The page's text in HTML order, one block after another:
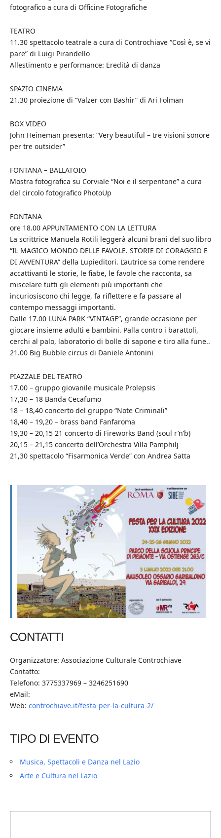
fotografico a cura di Officine Fotografiche
TEATRO
11.30 spettacolo teatrale a cura di Controchiave “Così è, se vi
pare” di Luigi Pirandello
Allestimento e performance: Eredità di danza
SPAZIO CINEMA
21.30 proiezione di “Valzer con Bashir” di Ari Folman
BOX VIDEO
John Heineman presenta: “Very beautiful – tre visioni sonore
per tre outsider”
FONTANA – BALLATOIO
Mostra fotografica su Corviale “Noi e il serpentone” a cura
del circolo fotografico PhotoUp
FONTANA
ore 18.00 APPUNTAMENTO CON LA LETTURA
La scrittrice Manuela Rotili leggerà alcuni brani del suo libro
“IL MAGICO MONDO DELLE FAVOLE. STORIE DI CORAGGIO E
DI AVVENTURA” della Lupieditori. L’autrice sa come rendere
accattivanti le storie, le fiabe, le favole che racconta, sa
miscelare tutti gli elementi più importanti che
incuriosiscono chi legge, fa riflettere e fa passare al
contempo messaggi importanti.
Dalle 17.00 LUNA PARK “VINTAGE”, grande occasione per
giocare insieme adulti e bambini. Palla contro i barattoli,
cerchi al palo, laboratorio di bolle di sapone e tiro alla fune..
21.00 Big Bubble circus di Daniele Antonini
PIAZZALE DEL TEATRO
17.00 – gruppo giovanile musicale Prolepsis
17,30 – 18 Banda Cecafumo
18 – 18,40 concerto del gruppo “Note Criminali”
18,40 – 19,20 – brass band Fanfaroma
19,30 – 20,15 21 concerto di Fireworks Band (soul r’n’b)
20,15 – 21,15 concerto dell’Orchestra Villa Pamphilj
21,30 spettacolo “Fisarmonica Verde” con Andrea Satta
CONTATTI
Organizzatore: Associazione Culturale Controchiave
Contatto:
Telefono: 3775337969 – 3246251690
eMail:
Web: controchiave.it/festa-per-la-cultura-2/
TIPO DI EVENTO
Musica, Spettacoli e Danza nel Lazio
Arte e Cultura nel Lazio